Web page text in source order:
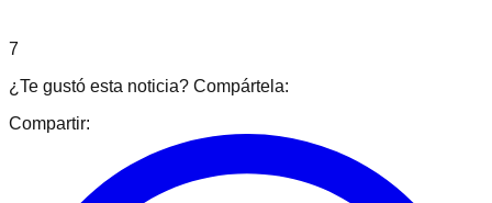
7
¿Te gustó esta noticia? Compártela:
Compartir: